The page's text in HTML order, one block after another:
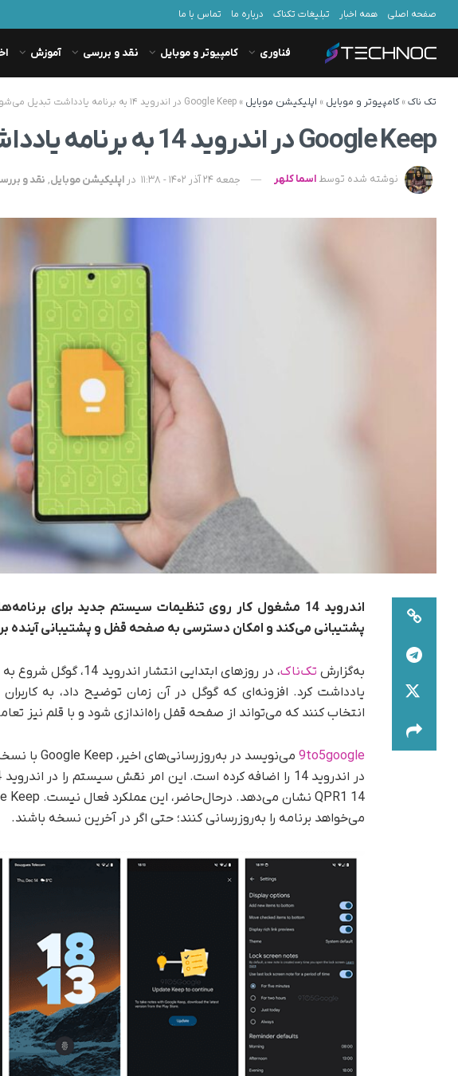
صفحه اصلی همه اخبار تبلیغات تکناک درباره ما تماس با ما
فناوری کامپیوتر و موبایل نقد و بررسی آموزش
تک ناک»کامپیوتر و موبایل » اپلیکیشن موبایل » Google Keep در اندروید ۱۴ به برنامه یادداشت تبدیل می‌شود
Google Keep در اندروید 14 به برنامه یادداشت تبدیل می‌شود
نوشته شده توسط اسما کلهر جمعه 24 آذر 1402 - 11:38 در اپلیکیشن موبایل, نقد و
پشتیبانی می‌کند و امکان دسترسی به صفحه قفل و پشتیبانی آینده
به‌گزارش تک‌ناک
، در روزهای ابتدایی
یادداشت کرد. افزونه‌ای که گوگل در آن زمان توضیح داد، به
انتخاب کنند که می‌تواند از صفحه قفل راه‌اندازی شود و با قلم نیز
9to5google
می‌خواهد برنامه را به‌روزرسانی کنند؛ حتی اگر در آخرین نسخه باشند.